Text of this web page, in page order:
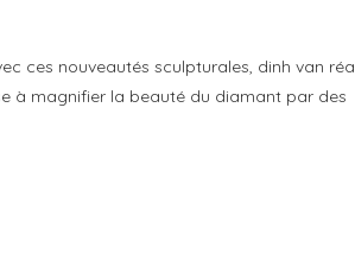
ces nouveautés sculpturales, dinh van
à magnifier la beauté du diamant par des